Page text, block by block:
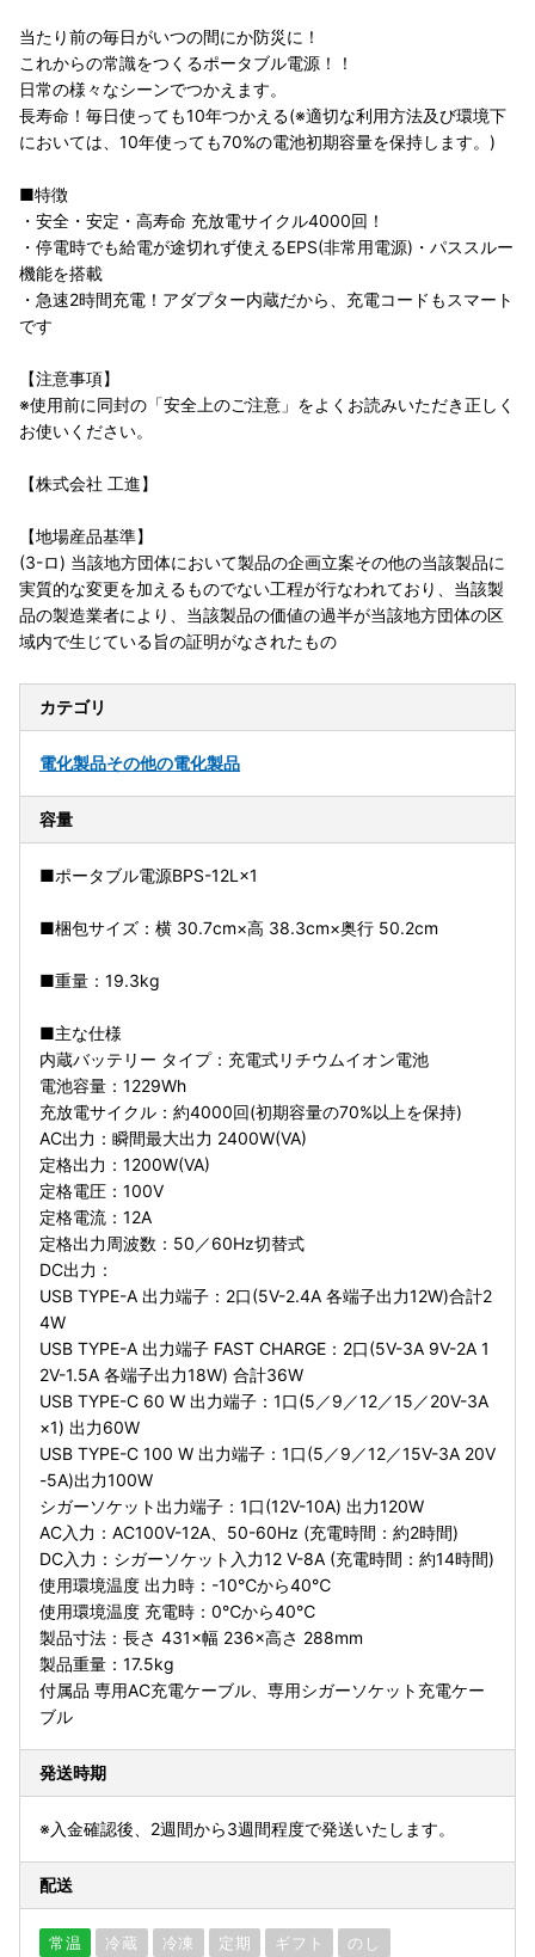
当たり前の毎日がいつの間にか防災に！
これからの常識をつくるポータブル電源！！
日常の様々なシーンでつかえます。
長寿命！毎日使っても10年つかえる(※適切な利用方法及び環境下
においては、10年使っても70%の電池初期容量を保持します。)
■特徴
・安全・安定・高寿命 充放電サイクル4000回！
・停電時でも給電が途切れず使えるEPS(非常用電源)・パススルー
機能を搭載
・急速2時間充電！アダプター内蔵だから、充電コードもスマート
です
【注意事項】
※使用前に同封の「安全上のご注意」をよくお読みいただき正しく
お使いください。
【株式会社 工進】
【地場産品基準】
(3-ロ) 当該地方団体において製品の企画立案その他の当該製品に
実質的な変更を加えるものでない工程が行なわれており、当該製
品の製造業者により、当該製品の価値の過半が当該地方団体の区
域内で生じている旨の証明がなされたもの
カテゴリ
電化製品その他の電化製品
容量
■ポータブル電源BPS-12L×1
■梱包サイズ：横 30.7cm×高 38.3cm×奥行 50.2cm
■重量：19.3kg
■主な仕様
内蔵バッテリー タイプ：充電式リチウムイオン電池
電池容量：1229Wh
充放電サイクル：約4000回(初期容量の70%以上を保持)
AC出力：瞬間最大出力 2400W(VA)
定格出力：1200W(VA)
定格電圧：100V
定格電流：12A
定格出力周波数：50／60Hz切替式
DC出力：
USB TYPE-A 出力端子：2口(5V-2.4A 各端子出力12W)合計2
4W
USB TYPE-A 出力端子 FAST CHARGE：2口(5V-3A 9V-2A 1
2V-1.5A 各端子出力18W) 合計36W
USB TYPE-C 60 W 出力端子：1口(5／9／12／15／20V-3A
×1) 出力60W
USB TYPE-C 100 W 出力端子：1口(5／9／12／15V-3A 20V
-5A)出力100W
シガーソケット出力端子：1口(12V-10A) 出力120W
AC入力：AC100V-12A、50-60Hz (充電時間：約2時間)
DC入力：シガーソケット入力12 V-8A (充電時間：約14時間)
使用環境温度 出力時：-10℃から40℃
使用環境温度 充電時：0℃から40℃
製品寸法：長さ 431×幅 236×高さ 288mm
製品重量：17.5kg
付属品 専用AC充電ケーブル、専用シガーソケット充電ケー
ブル
発送時期
※入金確認後、2週間から3週間程度で発送いたします。
配送
常温 冷蔵 冷凍 定期 ギフト のし